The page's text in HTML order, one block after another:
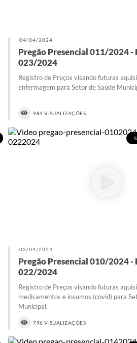
04/04/2024
Pregão Presencial 011/2024 -
023/2024
Registro de Preços visando futuras
enfermagem para Setor de Saúde
984 VISUALIZAÇÕES
03/04/2024
Pregão Presencial 010/2024 -
022/2024
Registro de Preços visando futuras
medicamentos e insumos (covid) para
Municipal.
796 VISUALIZAÇÕES